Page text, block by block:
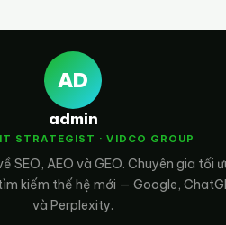
AD
admin
STRATEGIST · VIDCO GROUP
SEO, AEO và GEO. Chuyên gia tối
kiếm thế hệ mới — Google,
và Perplexity.